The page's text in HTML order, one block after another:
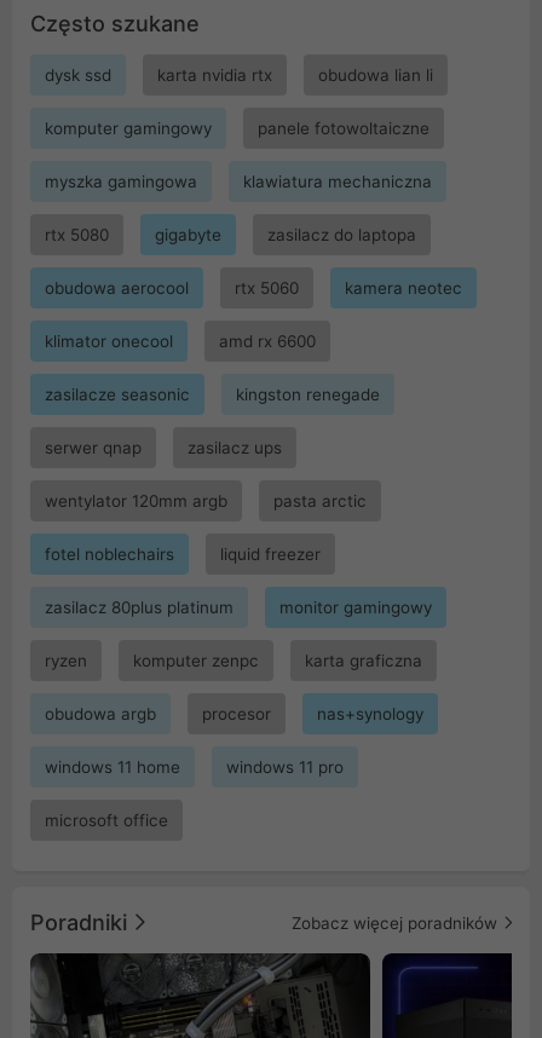
Często szukane
dysk ssd karta nvidia rtx obudowa lian li
komputer gamingowy panele fotowoltaiczne
myszka gamingowa klawiatura mechaniczna
rtx 5080 gigabyte zasilacz do laptopa
obudowa aerocool rtx 5060 kamera neotec
klimator onecool amd rx 6600
zasilacze seasonic kingston renegade
serwer qnap zasilacz ups
wentylator 120mm argb pasta arctic
fotel noblechairs liquid freezer
zasilacz 80plus platinum monitor gamingowy
ryzen komputer zenpc karta graficzna
obudowa argb procesor nas+synology
windows 11 home windows 11 pro
microsoft office
Poradniki Zobacz więcej poradników